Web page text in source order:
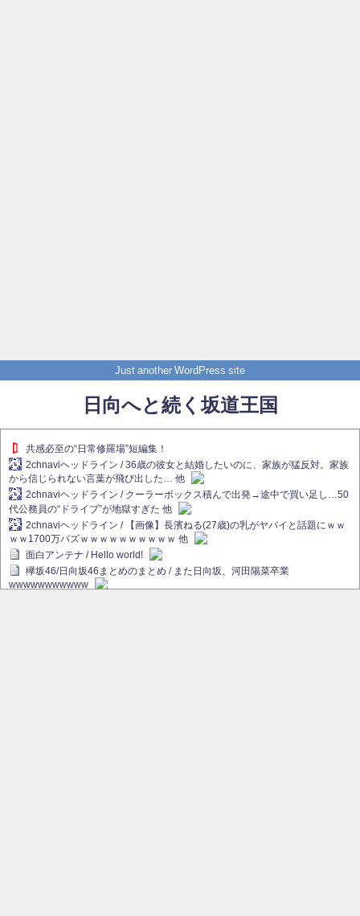
Just another WordPress site
日向へと続く坂道王国
共感必至の“日常修羅場”短編集！
2chnaviヘッドライン / 36歳の彼女と結婚したいのに、家族が猛反対。家族
から信じられない言葉が飛び出した… 他
2chnaviヘッドライン / クーラーボックス積んで出発→途中で買い足し…50
代公務員の“ドライブ”が地獄すぎた 他
2chnaviヘッドライン / 【画像】長濱ねる(27歳)の乳がヤバイと話題にｗｗ
ｗｗ1700万バズｗｗｗｗｗｗｗｗｗｗ 他
面白アンテナ / Hello world!
欅坂46/日向坂46まとめのまとめ / また日向坂、河田陽菜卒業
wwwwwwwwwww